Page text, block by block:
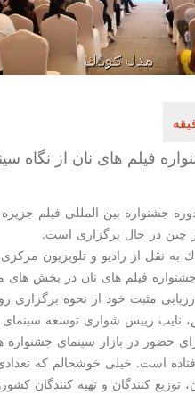
فیلم های نان از نگاه
چین در حال برگزاری است.
جشنواره فیلم های نان در بخش
نایب رییس شواری توسعه سینمای
حضور در بازار سینمای جشنواره
افتاده است. خیلی خوشحالم كه
توزیع كنندگان و تهیه كنندگان